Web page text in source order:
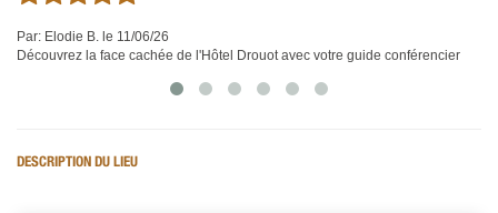
Par: Elodie B. le 11/06/26
Découvrez la face cachée de l'Hôtel Drouot avec votre guide conférencier
Par: Carole D. le 07/06/26
Découvrez la face cachée de l'Hôtel Drouot avec votre guide conférencier
DESCRIPTION DU LIEU